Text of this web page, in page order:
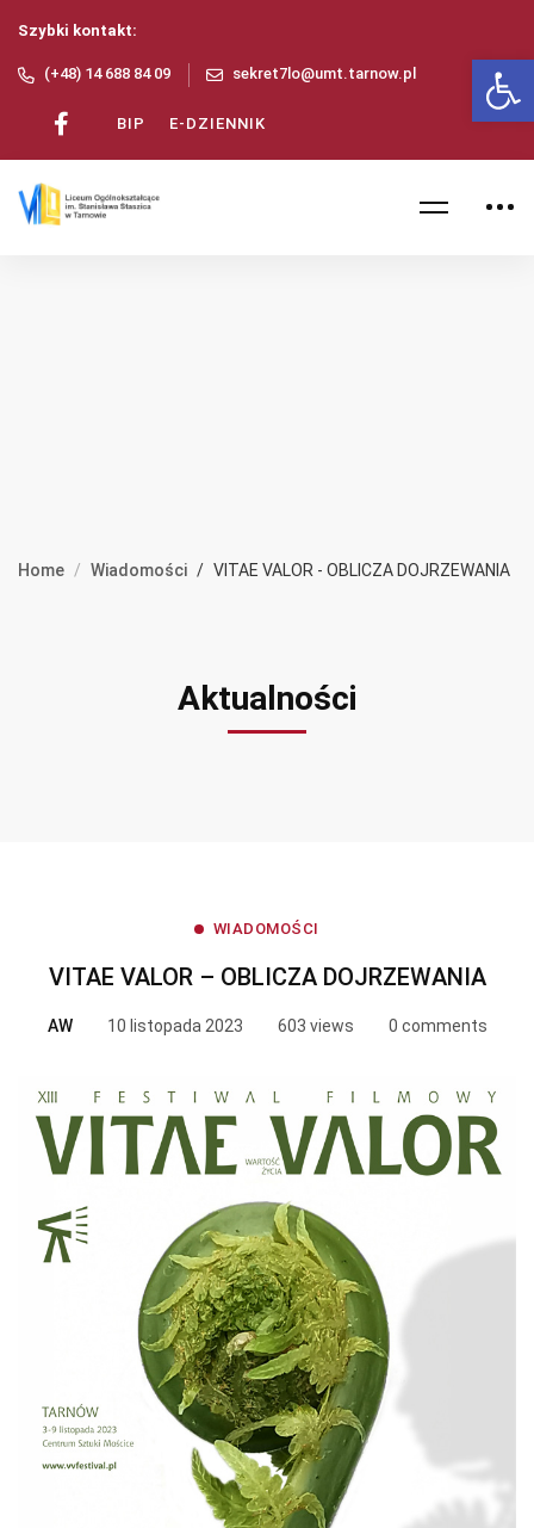
Szybki kontakt:
(+48) 14 688 84 09 sekret7lo@umt.tarnow.pl
BIP E-DZIENNIK
Home Wiadomości VITAE VALOR - OBLICZA DOJRZEWANIA
Aktualności
WIADOMOŚCI
VITAE VALOR – OBLICZA DOJRZEWANIA
AW 10 listopada 2023 603 views 0 comments